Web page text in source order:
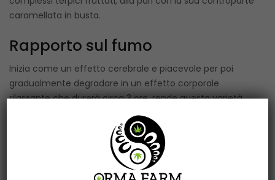
caramellata in busta.
Rapporto sul fumo
Inizia come un effetto cerebrale e piacevole per poi
gradualmente degradare in un effetto corporale
rilassante che durerà circa 3 ore, rende questa varietà
ottimale per un fumo pomeridiano o notturno. Non è un
tipico effetto indica ultra travolgente, ma lascerà sereni
e senza ansia. Ottimo per i consumatori alle prime armi e
per i fumatori di lunga data.